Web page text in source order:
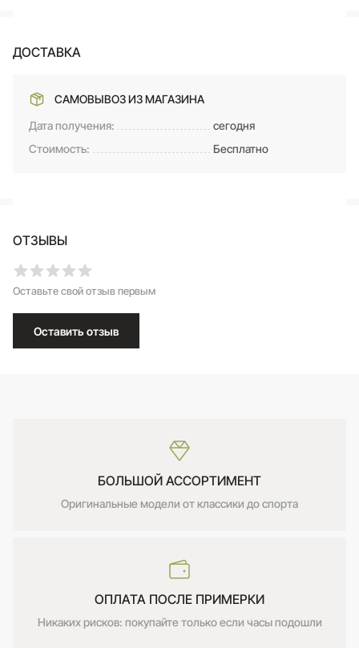
ДОСТАВКА
САМОВЫВОЗ ИЗ МАГАЗИНА
Дата получения:
сегодня
Стоимость:
Бесплатно
ОТЗЫВЫ
Оставьте свой отзыв первым
Оставить отзыв
БОЛЬШОЙ АССОРТИМЕНТ
Оригинальные модели от классики до спорта
ОПЛАТА ПОСЛЕ ПРИМЕРКИ
Никаких рисков: покупайте только если часы подошли